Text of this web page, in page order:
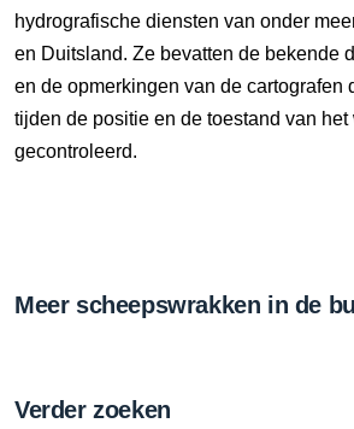
hydrografische diensten van onder
en Duitsland. Ze bevatten de bekende
en de opmerkingen van de cartografen
tijden de positie en de toestand van het
gecontroleerd.
Meer scheepswrakken in de
Verder zoeken